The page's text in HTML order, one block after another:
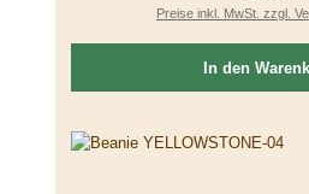
Preise inkl. MwSt. zzgl.
In den